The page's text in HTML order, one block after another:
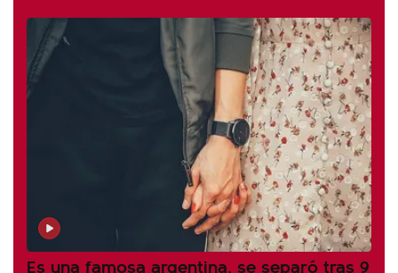
Es una famosa argentina, se separó tras 9